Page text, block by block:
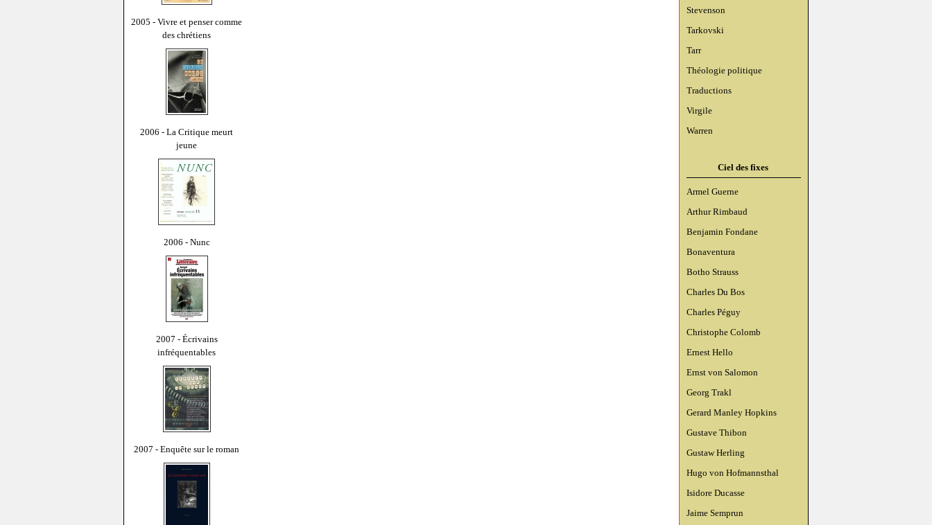
2005 - Vivre et penser comme
des chrétiens
2006 - La Critique meurt
jeune
2006 - Nunc
2007 - Écrivains
infréquentables
2007 - Enquête sur le roman
Stevenson
Tarkovski
Tarr
Théologie politique
Traductions
Virgile
Warren
Ciel des fixes
Armel Guerne
Arthur Rimbaud
Benjamin Fondane
Bonaventura
Botho Strauss
Charles Du Bos
Charles Péguy
Christophe Colomb
Ernest Hello
Ernst von Salomon
Georg Trakl
Gerard Manley Hopkins
Gustave Thibon
Gustaw Herling
Hugo von Hofmannsthal
Isidore Ducasse
Jaime Semprun